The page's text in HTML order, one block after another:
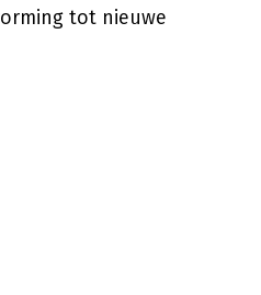
tot nieuwe